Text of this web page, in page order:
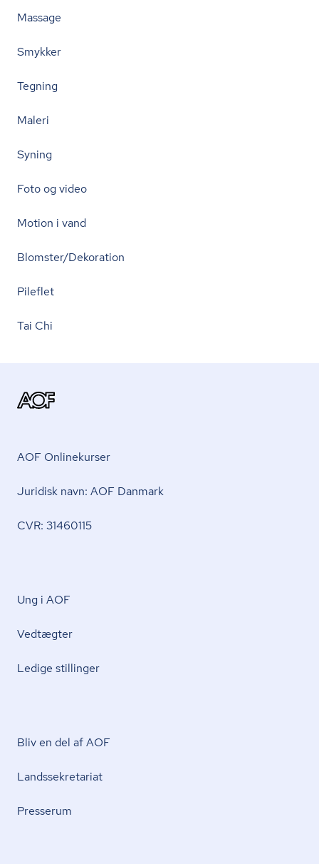
Massage
Smykker
Tegning
Maleri
Syning
Foto og video
Motion i vand
Blomster/Dekoration
Pileflet
Tai Chi
AOF Onlinekurser
Juridisk navn: AOF Danmark
CVR: 31460115
Ung i AOF
Vedtægter
Ledige stillinger
Bliv en del af AOF
Lands­se­kre­ta­ri­at
Presserum